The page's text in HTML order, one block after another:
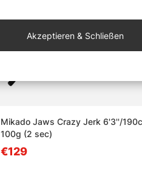
Mikado Jaws Crazy Jerk 6'3''/
100g (2 sec)
€129
Akzeptieren & Schließen